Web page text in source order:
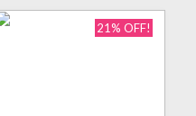
21% OFF!